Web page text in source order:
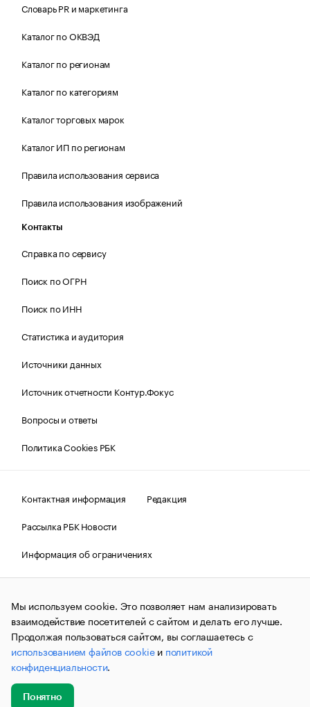
Словарь PR и маркетинга
Каталог по ОКВЭД
Каталог по регионам
Каталог по категориям
Каталог торговых марок
Каталог ИП по регионам
Правила использования сервиса
Правила использования изображений
Контакты
Справка по сервису
Поиск по ОГРН
Поиск по ИНН
Статистика и аудитория
Источники данных
Источник отчетности Контур.Фокус
Вопросы и ответы
Политика Cookies РБК
Контактная информация
Редакция
Рассылка РБК Новости
Информация об ограничениях
Правовая информация
О соблюдении авторских прав
© АО «РОСБИЗНЕСКОНСАЛТИНГ»,1995–2026.Сообщения
и материалы информационного агентства «РБК»
(зарегистрировано Федеральной службой по надзору в сфере
связи, информационных технологий и массовых
коммуникаций (Роскомнадзор) 09.12.2015 за номером ИА
№ФС77-63848) сопровождаются пометкой «РБК». Отдельные
публикации могут содержать информацию,
не предназначенную для пользователей
до 18 лет.
Мы используем cookie. Это позволяет нам анализировать
взаимодействие посетителей с сайтом и делать его лучше.
Продолжая пользоваться сайтом, вы соглашаетесь с
использованием файлов cookieи политикой
конфиденциальности.
Понятно